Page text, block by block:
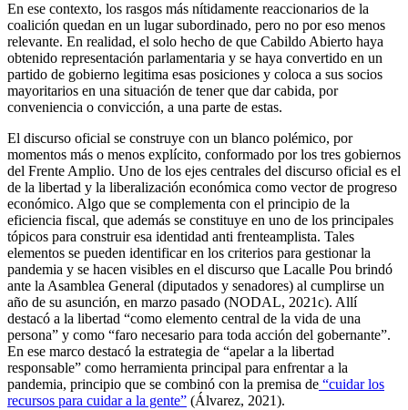
En ese contexto, los rasgos más nítidamente reaccionarios de la
coalición quedan en un lugar subordinado, pero no por eso menos
relevante. En realidad, el solo hecho de que Cabildo Abierto haya
obtenido representación parlamentaria y se haya convertido en un
partido de gobierno legitima esas posiciones y coloca a sus socios
mayoritarios en una situación de tener que dar cabida, por
conveniencia o convicción, a una parte de estas.
El discurso oficial se construye con un blanco polémico, por
momentos más o menos explícito, conformado por los tres gobiernos
del Frente Amplio. Uno de los ejes centrales del discurso oficial es el
de la libertad y la liberalización económica como vector de progreso
económico. Algo que se complementa con el principio de la
eficiencia fiscal, que además se constituye en uno de los principales
tópicos para construir esa identidad anti frenteamplista. Tales
elementos se pueden identificar en los criterios para gestionar la
pandemia y se hacen visibles en el discurso que Lacalle Pou brindó
ante la Asamblea General (diputados y senadores) al cumplirse un
año de su asunción, en marzo pasado (NODAL, 2021c). Allí
destacó a la libertad “como elemento central de la vida de una
persona” y como “faro necesario para toda acción del gobernante”.
En ese marco destacó la estrategia de “apelar a la libertad
responsable” como herramienta principal para enfrentar a la
pandemia, principio que se combinó con la premisa de “cuidar los
recursos para cuidar a la gente” (Álvarez, 2021).